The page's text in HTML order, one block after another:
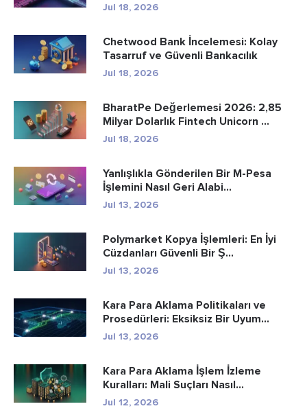
Jul 18, 2026
Chetwood Bank İncelemesi: Kolay
Tasarruf ve Güvenli Bankacılık
Jul 18, 2026
BharatPe Değerlemesi 2026: 2,85
Milyar Dolarlık Fintech Unicorn ...
Jul 18, 2026
Yanlışlıkla Gönderilen Bir M-Pesa
İşlemini Nasıl Geri Alabi...
Jul 13, 2026
Polymarket Kopya İşlemleri: En İyi
Cüzdanları Güvenli Bir Ş...
Jul 13, 2026
Kara Para Aklama Politikaları ve
Prosedürleri: Eksiksiz Bir Uyum...
Jul 13, 2026
Kara Para Aklama İşlem İzleme
Kuralları: Mali Suçları Nasıl...
Jul 12, 2026